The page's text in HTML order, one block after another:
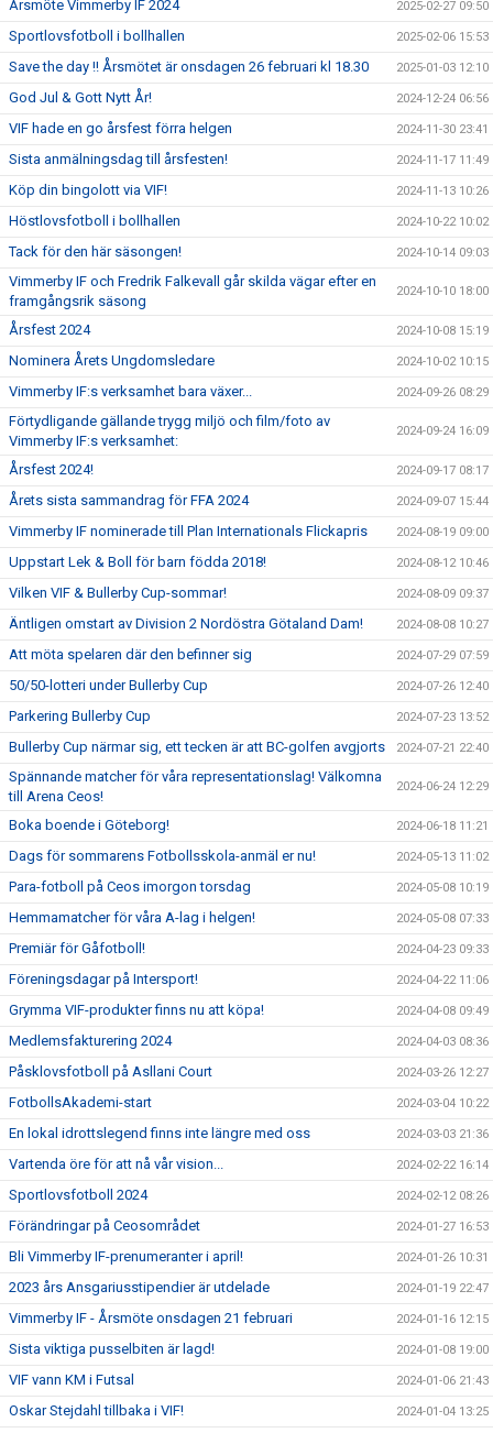
Årsmöte Vimmerby IF 2024 2025-02-27 09:50
Sportlovsfotboll i bollhallen 2025-02-06 15:53
Save the day !! Årsmötet är onsdagen 26 februari kl 18.30 2025-01-03 12:10
God Jul & Gott Nytt År! 2024-12-24 06:56
VIF hade en go årsfest förra helgen 2024-11-30 23:41
Sista anmälningsdag till årsfesten! 2024-11-17 11:49
Köp din bingolott via VIF! 2024-11-13 10:26
Höstlovsfotboll i bollhallen 2024-10-22 10:02
Tack för den här säsongen! 2024-10-14 09:03
Vimmerby IF och Fredrik Falkevall går skilda vägar efter en
framgångsrik säsong
2024-10-10 18:00
Årsfest 2024 2024-10-08 15:19
Nominera Årets Ungdomsledare 2024-10-02 10:15
Vimmerby IF:s verksamhet bara växer... 2024-09-26 08:29
Förtydligande gällande trygg miljö och film/foto av
Vimmerby IF:s verksamhet:
2024-09-24 16:09
Årsfest 2024! 2024-09-17 08:17
Årets sista sammandrag för FFA 2024 2024-09-07 15:44
Vimmerby IF nominerade till Plan Internationals Flickapris 2024-08-19 09:00
Uppstart Lek & Boll för barn födda 2018! 2024-08-12 10:46
Vilken VIF & Bullerby Cup-sommar! 2024-08-09 09:37
Äntligen omstart av Division 2 Nordöstra Götaland Dam! 2024-08-08 10:27
Att möta spelaren där den befinner sig 2024-07-29 07:59
50/50-lotteri under Bullerby Cup 2024-07-26 12:40
Parkering Bullerby Cup 2024-07-23 13:52
Bullerby Cup närmar sig, ett tecken är att BC-golfen avgjorts 2024-07-21 22:40
Spännande matcher för våra representationslag! Välkomna
till Arena Ceos!
2024-06-24 12:29
Boka boende i Göteborg! 2024-06-18 11:21
Dags för sommarens Fotbollsskola-anmäl er nu! 2024-05-13 11:02
Para-fotboll på Ceos imorgon torsdag 2024-05-08 10:19
Hemmamatcher för våra A-lag i helgen! 2024-05-08 07:33
Premiär för Gåfotboll! 2024-04-23 09:33
Föreningsdagar på Intersport! 2024-04-22 11:06
Grymma VIF-produkter finns nu att köpa! 2024-04-08 09:49
Medlemsfakturering 2024 2024-04-03 08:36
Påsklovsfotboll på Asllani Court 2024-03-26 12:27
FotbollsAkademi-start 2024-03-04 10:22
En lokal idrottslegend finns inte längre med oss 2024-03-03 21:36
Vartenda öre för att nå vår vision... 2024-02-22 16:14
Sportlovsfotboll 2024 2024-02-12 08:26
Förändringar på Ceosområdet 2024-01-27 16:53
Bli Vimmerby IF-prenumeranter i april! 2024-01-26 10:31
2023 års Ansgariusstipendier är utdelade 2024-01-19 22:47
Vimmerby IF - Årsmöte onsdagen 21 februari 2024-01-16 12:15
Sista viktiga pusselbiten är lagd! 2024-01-08 19:00
VIF vann KM i Futsal 2024-01-06 21:43
Oskar Stejdahl tillbaka i VIF! 2024-01-04 13:25